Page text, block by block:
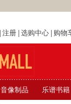
注册| 选购中心| 购物
音像制品 乐谱书籍